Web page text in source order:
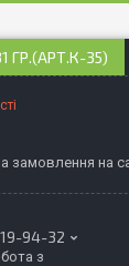
ГР.(АРТ.К-35)
замовлення на
94-32
з